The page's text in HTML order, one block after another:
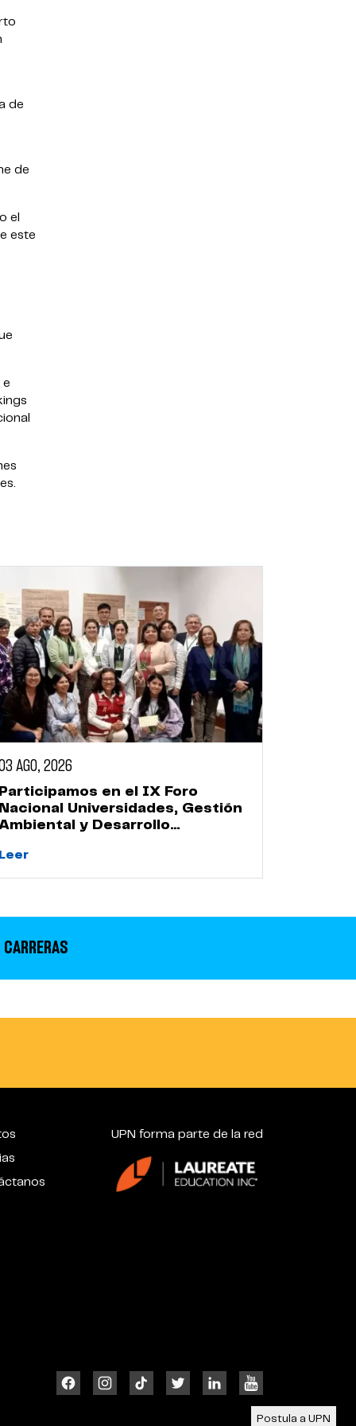
de
de
el
este
e
AGO, 2026
en el IX Foro
Universidades, Gestión
y Desarrollo
UPN forma parte de la red
Postula a UPN